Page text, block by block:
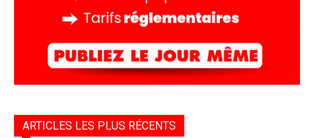
ARTICLES LES PLUS RÉCENTS